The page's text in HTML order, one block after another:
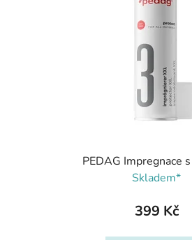
PEDAG Impregnace
Skladem*
399 Kč